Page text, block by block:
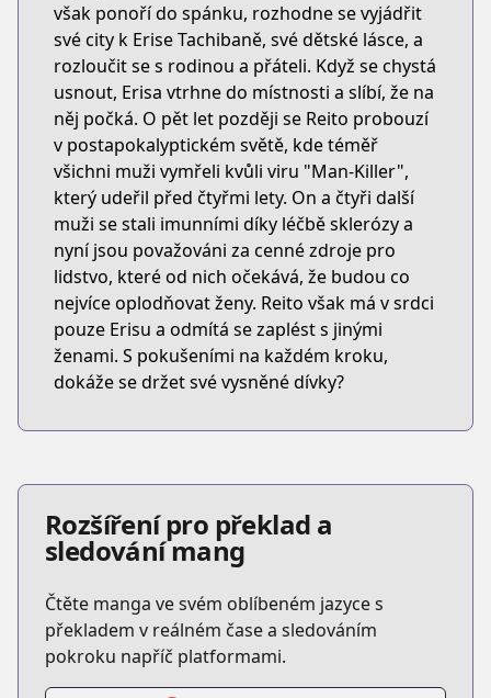
však ponoří do spánku, rozhodne se vyjádřit
své city k Erise Tachibaně, své dětské lásce, a
rozloučit se s rodinou a přáteli. Když se chystá
usnout, Erisa vtrhne do místnosti a slíbí, že na
něj počká. O pět let později se Reito probouzí
v postapokalyptickém světě, kde téměř
všichni muži vymřeli kvůli viru "Man-Killer",
který udeřil před čtyřmi lety. On a čtyři další
muži se stali imunními díky léčbě sklerózy a
nyní jsou považováni za cenné zdroje pro
lidstvo, které od nich očekává, že budou co
nejvíce oplodňovat ženy. Reito však má v srdci
pouze Erisu a odmítá se zaplést s jinými
ženami. S pokušeními na každém kroku,
dokáže se držet své vysněné dívky?
Rozšíření pro překlad a
sledování mang
Čtěte manga ve svém oblíbeném jazyce s
překladem v reálném čase a sledováním
pokroku napříč platformami.